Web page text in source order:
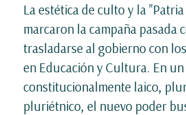
La estética de culto y la
marcaron la campaña pasada
trasladarse al gobierno con
en Educación y Cultura. En
constitucionalmente laico,
pluriétnico, el nuevo poder